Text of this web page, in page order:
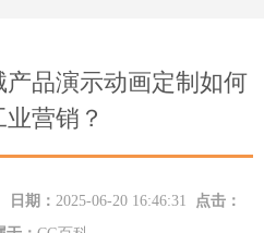
品演示动画定制如何
营销？
日期： 2025-06-20 16:46:31
点击：